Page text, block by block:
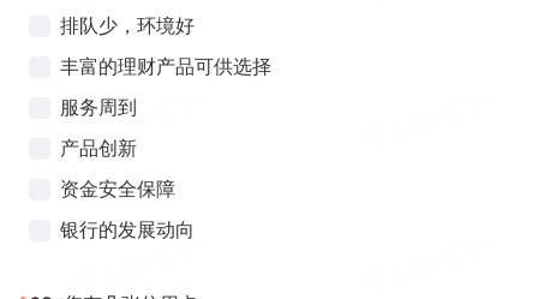
排队少，环境好
丰富的理财产品可供选择
服务周到
产品创新
资金安全保障
银行的发展动向